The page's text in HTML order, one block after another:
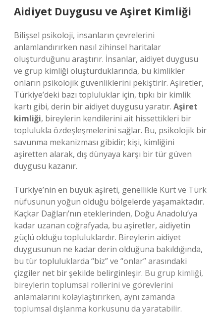
Aidiyet Duygusu ve Aşiret Kimliği
Bilişsel psikoloji, insanların çevrelerini
anlamlandırırken nasıl zihinsel haritalar
oluşturduğunu araştırır. İnsanlar, aidiyet duygusu
ve grup kimliği oluşturduklarında, bu kimlikler
onların psikolojik güvenliklerini pekiştirir. Aşiretler,
Türkiye’deki bazı topluluklar için, tıpkı bir kimlik
kartı gibi, derin bir aidiyet duygusu yaratır. Aşiret
kimliği, bireylerin kendilerini ait hissettikleri bir
toplulukla özdeşleşmelerini sağlar. Bu, psikolojik bir
savunma mekanizması gibidir; kişi, kimliğini
aşiretten alarak, dış dünyaya karşı bir tür güven
duygusu kazanır.
Türkiye’nin en büyük aşireti, genellikle Kürt ve Türk
nüfusunun yoğun olduğu bölgelerde yaşamaktadır.
Kaçkar Dağları’nın eteklerinden, Doğu Anadolu’ya
kadar uzanan coğrafyada, bu aşiretler, aidiyetin
güçlü olduğu topluluklardır. Bireylerin aidiyet
duygusunun ne kadar derin olduğuna bakıldığında,
bu tür topluluklarda “biz” ve “onlar” arasındaki
çizgiler net bir şekilde belirginleşir. Bu grup kimliği,
bireylerin toplumsal rollerini ve görevlerini
anlamalarını kolaylaştırırken, aynı zamanda
toplumsal dışlanma korkusunu da yaratabilir.